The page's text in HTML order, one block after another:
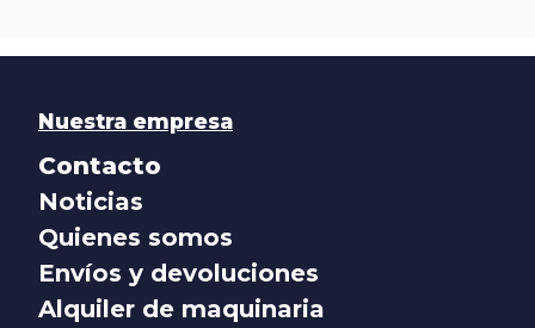
Nuestra empresa
Contacto
Noticias
Quienes somos
Envíos y devoluciones
Alquiler de maquinaria